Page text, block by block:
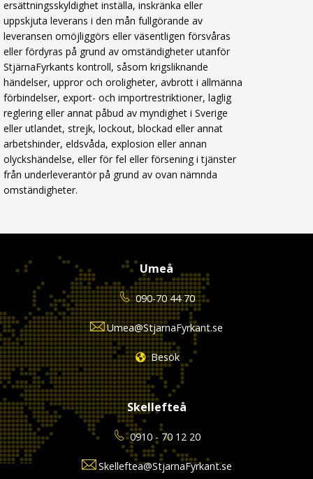
ersättningsskyldighet inställa, inskränka eller
uppskjuta leverans i den mån fullgörande av
leveransen omöjliggörs eller väsentligen försvåras
eller fördyras på grund av omständigheter utanför
StjärnaFyrkants kontroll, såsom krigsliknande
händelser, uppror och oroligheter, avbrott i allmänna
förbindelser, export- och importrestriktioner, laglig
reglering eller annat påbud av myndighet i Sverige
eller utlandet, strejk, lockout, blockad eller annat
arbetshinder, eldsvåda, explosion eller annan
olyckshändelse, eller för fel eller försening i tjänster
från underleverantör på grund av ovan nämnda
omständigheter.
Umeå
090-70 44 70
Umea@StjarnaFyrkant.se
Besök
Skellefteå
0910 - 70 12 20
Skelleftea@StjarnaFyrkant.se